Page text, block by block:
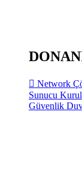
Network
Sunucu
Güvenlik